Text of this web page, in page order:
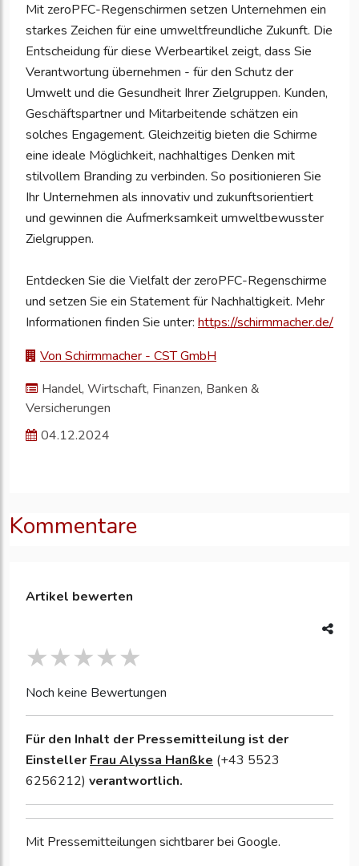
Mit zeroPFC-Regenschirmen setzen Unternehmen ein
starkes Zeichen für eine umweltfreundliche Zukunft. Die
Entscheidung für diese Werbeartikel zeigt, dass Sie
Verantwortung übernehmen - für den Schutz der
Umwelt und die Gesundheit Ihrer Zielgruppen. Kunden,
Geschäftspartner und Mitarbeitende schätzen ein
solches Engagement. Gleichzeitig bieten die Schirme
eine ideale Möglichkeit, nachhaltiges Denken mit
stilvollem Branding zu verbinden. So positionieren Sie
Ihr Unternehmen als innovativ und zukunftsorientiert
und gewinnen die Aufmerksamkeit umweltbewusster
Zielgruppen.
Entdecken Sie die Vielfalt der zeroPFC-Regenschirme
und setzen Sie ein Statement für Nachhaltigkeit. Mehr
Informationen finden Sie unter: https://schirmmacher.de/
Von Schirmmacher - CST GmbH
Handel, Wirtschaft, Finanzen, Banken &
Versicherungen
04.12.2024
Kommentare
Artikel bewerten
Noch keine Bewertungen
Für den Inhalt der Pressemitteilung ist der
Einsteller Frau Alyssa Hanßke (+43 5523
6256212) verantwortlich.
Mit Pressemitteilungen sichtbarer bei Google.